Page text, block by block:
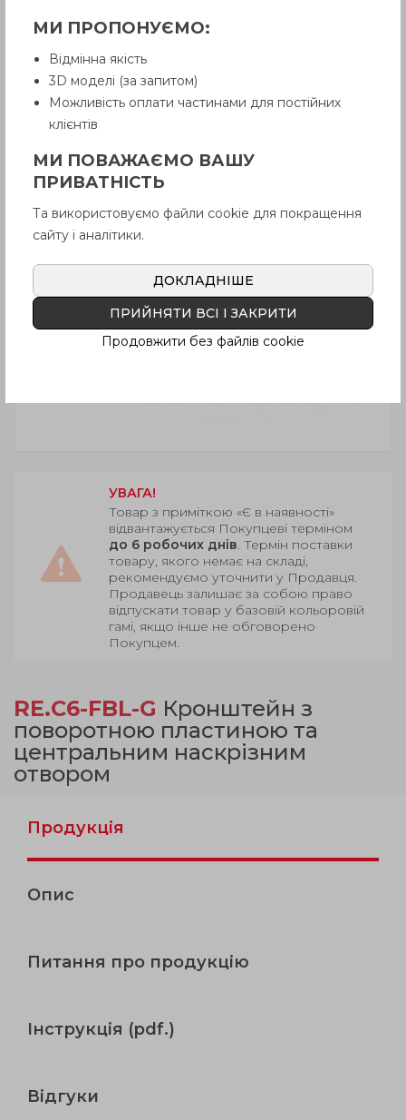
УВАГА!
Товар з приміткою «Є в наявності»
відвантажується Покупцеві терміном
до 6 робочих днів. Термін поставки
товару, якого немає на складі,
рекомендуємо уточнити у Продавця.
Продавець залишає за собою право
відпускати товар у базовій кольоровій
гамі, якщо інше не обговорено
Покупцем.
RE.C6-FBL-G Кронштейн з
поворотною пластиною та
центральним наскрізним
отвором
Продукція
Опис
Питання про продукцію
Інструкція (pdf.)
Відгуки
МИ ПРОПОНУЄМО:
Відмінна якість
3D моделі (за запитом)
Можливість оплати частинами для постійних
клієнтів
МИ ПОВАЖАЄМО ВАШУ
ПРИВАТНІСТЬ
Та використовуємо файли cookie для покращення
сайту і аналітики.
ДОКЛАДНІШЕ
ПРИЙНЯТИ ВСІ І ЗАКРИТИ
Продовжити без файлів cookie